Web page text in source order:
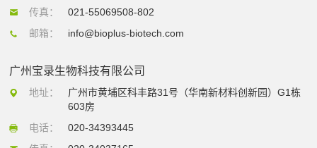
传真：
021-55069508-802
邮箱：
info@bioplus-biotech.com
广州宝录生物科技有限公司
地址：
广州市黄埔区科丰路31号（华南新材料创新园）G1栋
603房
电话：
020-34393445